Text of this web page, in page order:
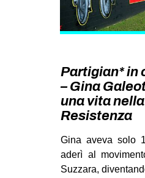
GAZA
STUDENTI
ZAM
Partigian* in
– Gina
una vita nella
Resistenza
Gina aveva solo
aderì al
Suzzara,